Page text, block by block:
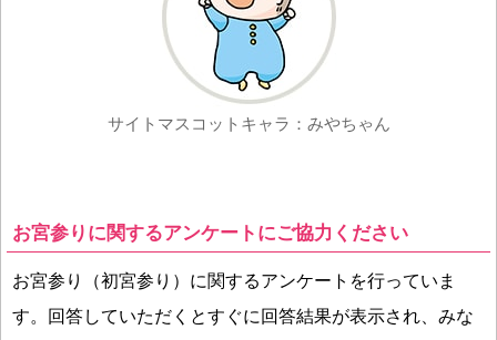
サイトマスコットキャラ：みやちゃん
お宮参りに関するアンケートにご協力ください
お宮参り（初宮参り）に関するアンケートを行っていま
す。回答していただくとすぐに回答結果が表示され、みな